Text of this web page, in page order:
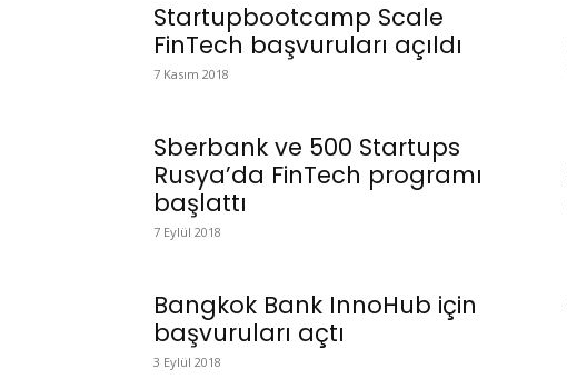
Startupbootcamp Scale
FinTech başvuruları açıldı
7 Kasım 2018
Sberbank ve 500 Startups
Rusya’da FinTech programı
başlattı
7 Eylül 2018
Bangkok Bank InnoHub için
başvuruları açtı
3 Eylül 2018